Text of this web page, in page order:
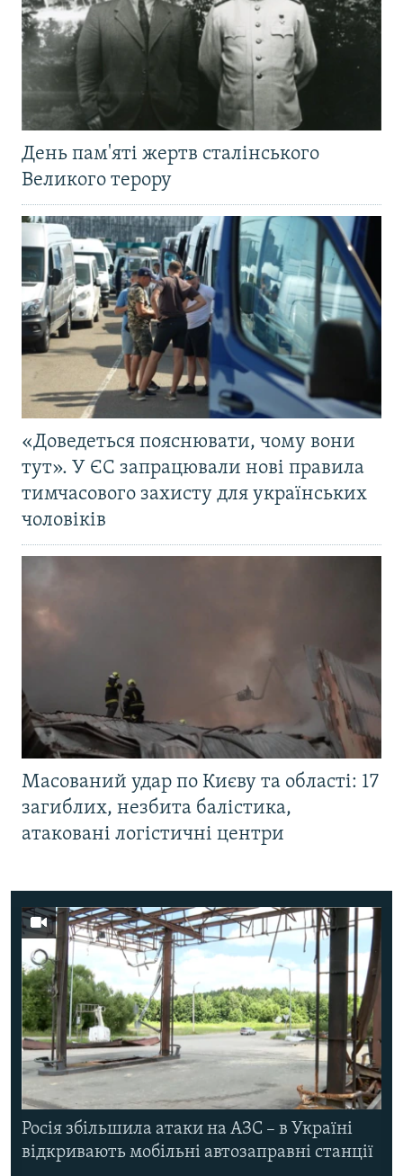
День пам'яті жертв сталінського
Великого терору
«Доведеться пояснювати, чому вони
тут». У ЄС запрацювали нові правила
тимчасового захисту для українських
чоловіків
Масований удар по Києву та області: 17
загиблих, незбита балістика,
атаковані логістичні центри
Росія збільшила атаки на АЗС – в Україні
відкривають мобільні автозаправні станції